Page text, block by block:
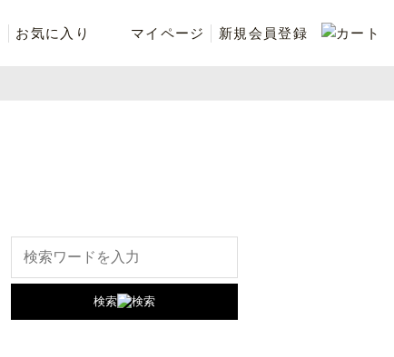
お気に入り マイページ 新規会員登録
検索